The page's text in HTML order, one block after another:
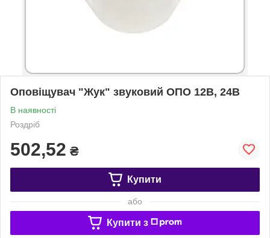
Оповіщувач "Жук" звуковий ОПО 12В, 24В
В наявності
Роздріб
502,52 ₴
Купити
або
Купити з